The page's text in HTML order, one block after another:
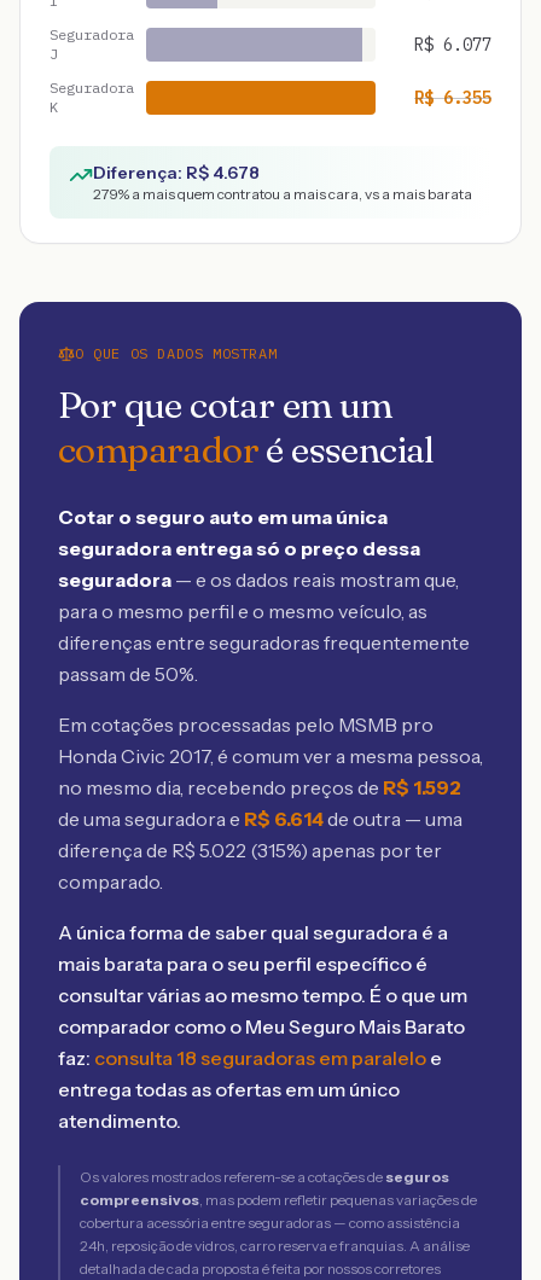
Seguradora
J
R$ 6.077
Seguradora
K
R$6.355
Diferença: R$ 4.678
279% a mais quem contratou a mais cara, vs a mais barata
O QUE OS DADOS MOSTRAM
Por que cotar em um
comparadoré essencial
Cotar o seguro auto em uma única
seguradora entrega só o preço dessa
seguradora — e os dados reais mostram que,
para o mesmo perfil e o mesmo veículo, as
diferenças entre seguradoras frequentemente
passam de 50%.
Em cotações processadas pelo MSMB pro
Honda Civic 2017, é comum ver a mesma pessoa,
no mesmo dia, recebendo preços de R$ 1.592
de uma seguradora e R$ 6.614de outra — uma
diferença de R$ 5.022 (315%) apenas por ter
comparado.
A única forma de saber qual seguradora é a
mais barata para o seu perfil específico é
consultar várias ao mesmo tempo. É o que um
comparador como o Meu Seguro Mais Barato
faz: consulta 18 seguradoras em paralelo e
entrega todas as ofertas em um único
atendimento.
Os valores mostrados referem-se a cotações de seguros
compreensivos, mas podem refletir pequenas variações de
cobertura acessória entre seguradoras — como assistência
24h, reposição de vidros, carro reserva e franquias. A análise
detalhada de cada proposta é feita por nossos corretores